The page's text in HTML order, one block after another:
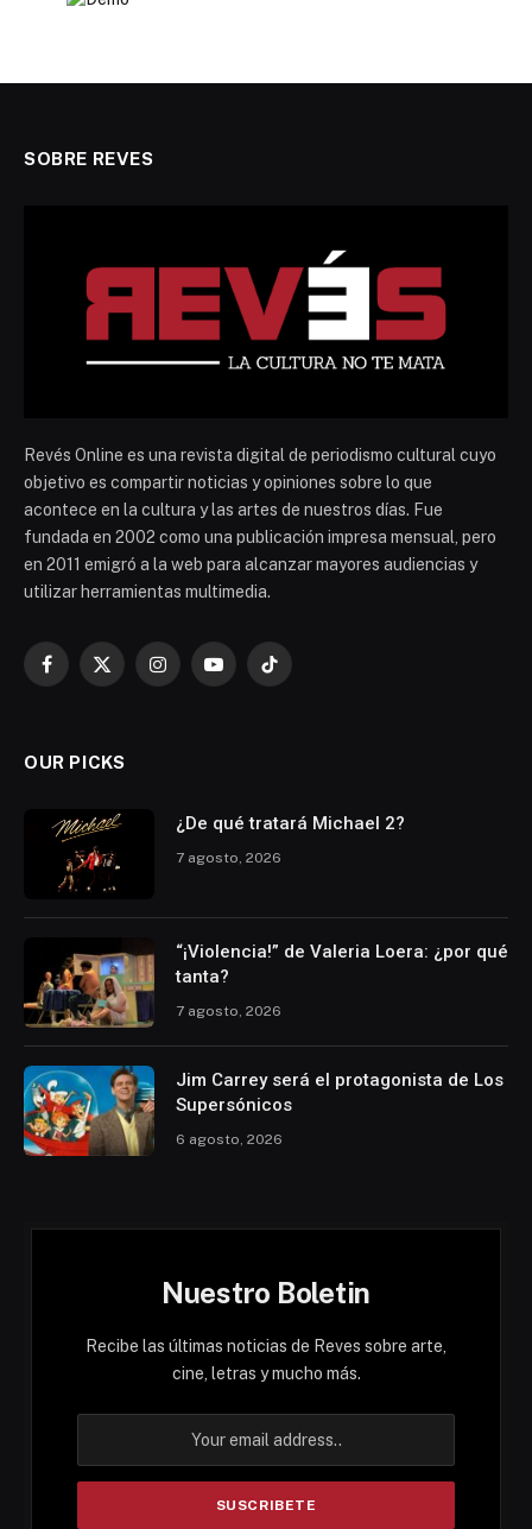
SOBRE REVES
Revés Online es una revista digital de periodismo cultural cuyo
objetivo es compartir noticias y opiniones sobre lo que
acontece en la cultura y las artes de nuestros días. Fue
fundada en 2002 como una publicación impresa mensual, pero
en 2011 emigró a la web para alcanzar mayores audiencias y
utilizar herramientas multimedia.
Facebook
X
InstagramYouTubeTikTok
OUR PICKS
¿De qué tratará Michael 2?
7 agosto, 2026
“¡Violencia!” de Valeria Loera: ¿por qué
tanta?
7 agosto, 2026
Jim Carrey será el protagonista de Los
Supersónicos
6 agosto, 2026
Nuestro Boletin
Recibe las últimas noticias de Reves sobre arte,
cine, letras y mucho más.